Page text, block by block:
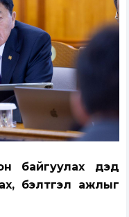
байгуулах дэд
бэлтгэл ажлыг